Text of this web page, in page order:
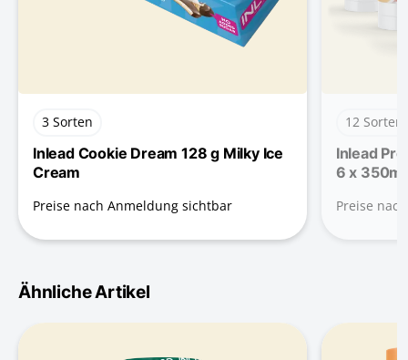
3 Sorten
Inlead Cookie Dream 128 g Milky Ice
Cream
Preise nach Anmeldung sichtbar
12 Sorten
Inlead
6 x
Preise
Ähnliche Artikel